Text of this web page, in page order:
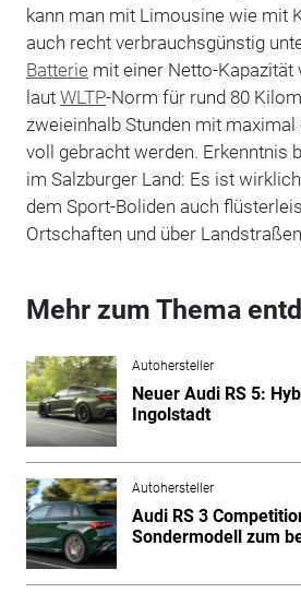
kann man mit Limousine wie mit
auch recht verbrauchsgünstig
Batterie mit einer Netto-Kapazität
laut WLTP-Norm für rund 80
zweieinhalb Stunden mit
voll gebracht werden. Erkenntnis
im Salzburger Land: Es ist
dem Sport-Boliden auch
Ortschaften und über
Mehr zum Thema
Autohersteller
Neuer Audi RS 5:
Ingolstadt
Autohersteller
Audi RS 3
Sondermodell zum